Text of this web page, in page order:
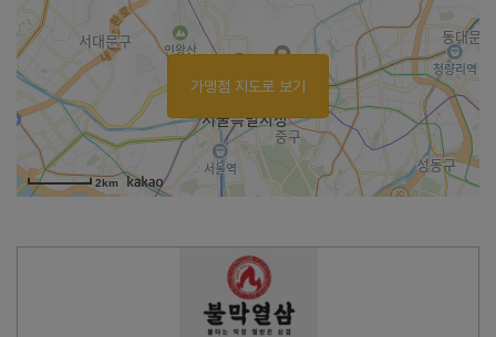
2km
가맹점 지도로 보기